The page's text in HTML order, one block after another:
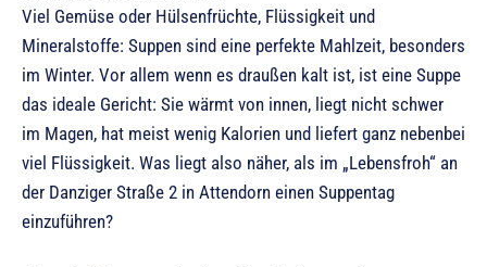
Viel Gemüse oder Hülsenfrüchte, Flüssigkeit und
Mineralstoffe: Suppen sind eine perfekte Mahlzeit, besonders
im Winter. Vor allem wenn es draußen kalt ist, ist eine Suppe
das ideale Gericht: Sie wärmt von innen, liegt nicht schwer
im Magen, hat meist wenig Kalorien und liefert ganz nebenbei
viel Flüssigkeit. Was liegt also näher, als im „Lebensfroh“ an
der Danziger Straße 2 in Attendorn einen Suppentag
einzuführen?